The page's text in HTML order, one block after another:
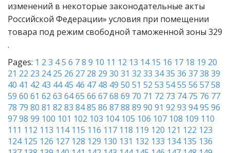
изменений в некоторые законодательные акты
Российской Федерации» условия при помещении
товара под режим свободной таможенной зоны 329
.
Pages: 1 2 3 45 6 78 9 10 11 12 13 14 15 16 17 18 19 20
21 22 23 24 25 26 27 28 29 30 31 32 33 3435 36 3738 39
40 41 42 43 44 45 46 47 48 49 50 51 52 53 5455 56 5758
59 60 61 62 63 6465 66 6768 69 70 71 72 73 74 75 76 77
78 79 80 81 82 83 8485 86 8788 89 90 91 92 93 9495 96
9798 99 100 101 102 103 104 105 106 107 108 109 110
111 112 113 114 115 116 117 118 119 120 121 122 123
124 125 126 127 128 129 130 131 132 133 134 135 136